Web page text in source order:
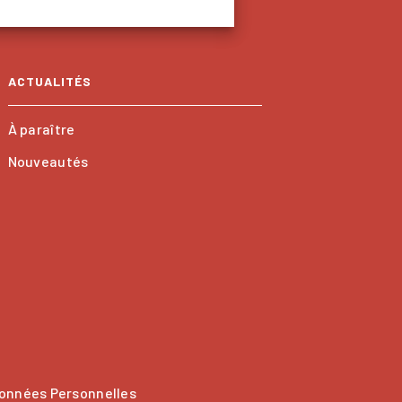
ACTUALITÉS
À paraître
Nouveautés
Personnelles